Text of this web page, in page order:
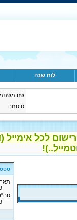
לוח שנה
שם
סיסמה
לכל אימייל